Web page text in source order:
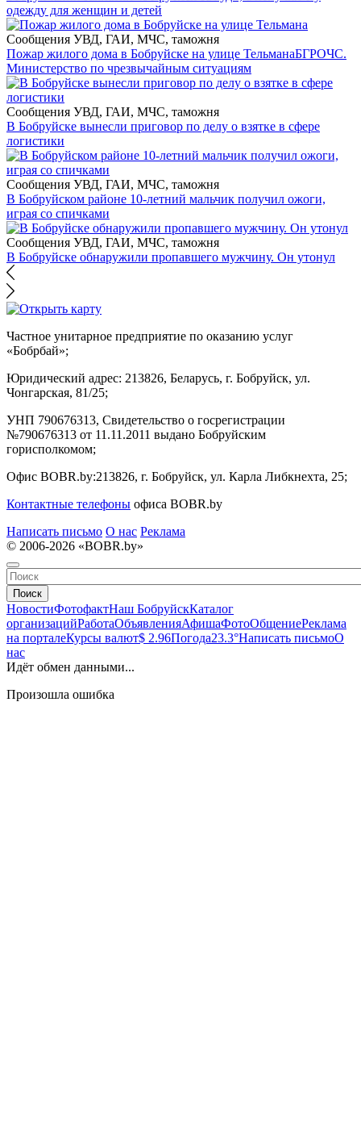
одежду для женщин и детей
Сообщения УВД, ГАИ, МЧС, таможня
Пожар жилого дома в Бобруйске на улице ТельманаБГРОЧС.
Министерство по чрезвычайным ситуациям
Сообщения УВД, ГАИ, МЧС, таможня
В Бобруйске вынесли приговор по делу о взятке в сфере
логистики
Сообщения УВД, ГАИ, МЧС, таможня
В Бобруйском районе 10-летний мальчик получил ожоги,
играя со спичками
Сообщения УВД, ГАИ, МЧС, таможня
В Бобруйске обнаружили пропавшего мужчину. Он утонул
Частное унитарное предприятие по оказанию услуг
«Бобрбай»;
Юридический адрес: 213826, Беларусь, г. Бобруйск, ул.
Чонгарская, 81/25;
УНП 790676313, Свидетельство о госрегистрации
№790676313 от 11.11.2011 выдано Бобруйским
горисполкомом;
Офис BOBR.by:213826, г. Бобруйск, ул. Карла Либкнехта, 25;
Контактные телефоны офиса BOBR.by
Написать письмо О нас Реклама
© 2006-2026 «BOBR.by»
Поиск
НовостиФотофактНаш БобруйскКаталог
организацийРаботаОбъявленияАфишаФотоОбщениеРеклама
на порталеКурсы валют$ 2.96Погода23.3°Написать письмоО
нас
Идёт обмен данными...
Произошла ошибка